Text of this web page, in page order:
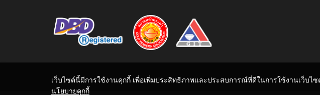
เว็บไซต์นี้มีการใช้งานคุกกี้ เพื่อเพิ่มประสิทธิภาพและประสบการณ์ที่ดีในการใช้งานเว็บไ
นโยบายคุกกี้